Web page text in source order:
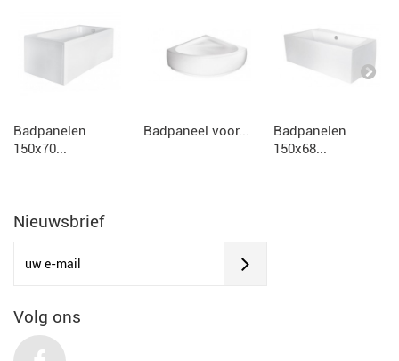
Badpanelen
150x70...
Badpaneel voor...
Badpanelen
150x68...
Nieuwsbrief
Volg ons